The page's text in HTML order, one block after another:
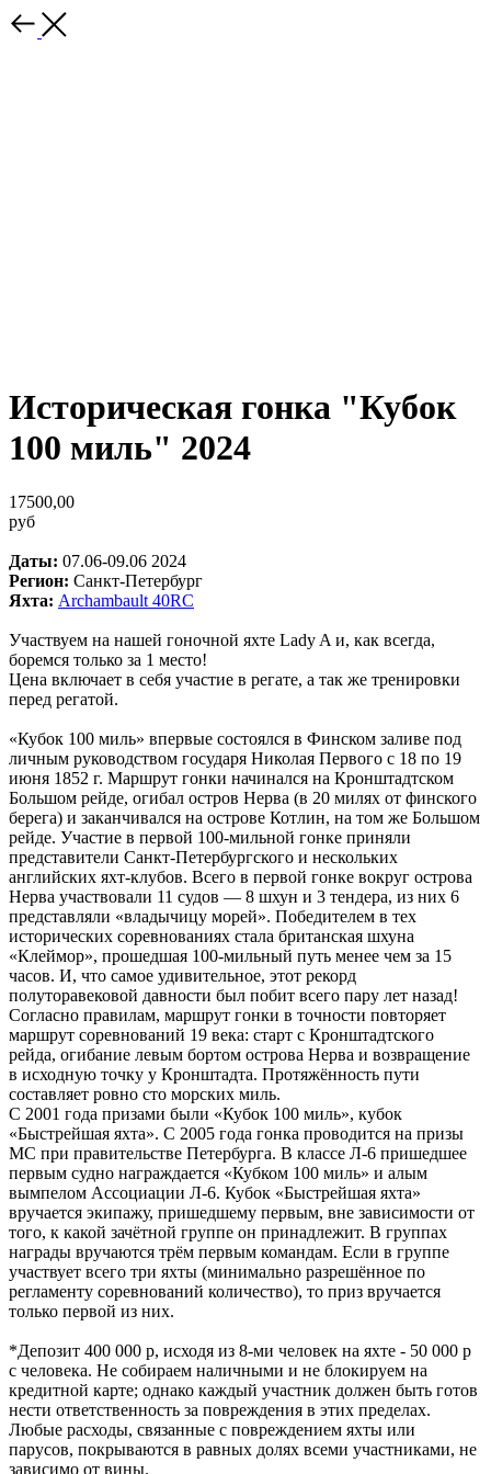
Историческая гонка "Кубок
100 миль" 2024
17500,00
руб
Даты: 07.06-09.06 2024
Регион: Санкт-Петербург
Яхта: Archambault 40RC
Участвуем на нашей гоночной яхте Lady A и, как всегда,
боремся только за 1 место!
Цена включает в себя участие в регате, а так же тренировки
перед регатой.
«Кубок 100 миль» впервые состоялся в Финском заливе под
личным руководством государя Николая Первого с 18 по 19
июня 1852 г. Маршрут гонки начинался на Кронштадтском
Большом рейде, огибал остров Нерва (в 20 милях от финского
берега) и заканчивался на острове Котлин, на том же Большом
рейде. Участие в первой 100-мильной гонке приняли
представители Санкт-Петербургского и нескольких
английских яхт-клубов. Всего в первой гонке вокруг острова
Нерва участвовали 11 судов — 8 шхун и 3 тендера, из них 6
представляли «владычицу морей». Победителем в тех
исторических соревнованиях стала британская шхуна
«Клеймор», прошедшая 100-мильный путь менее чем за 15
часов. И, что самое удивительное, этот рекорд
полуторавековой давности был побит всего пару лет назад!
Согласно правилам, маршрут гонки в точности повторяет
маршрут соревнований 19 века: старт с Кронштадтского
рейда, огибание левым бортом острова Нерва и возвращение
в исходную точку у Кронштадта. Протяжённость пути
составляет ровно сто морских миль.
С 2001 года призами были «Кубок 100 миль», кубок
«Быстрейшая яхта». С 2005 года гонка проводится на призы
МС при правительстве Петербурга. В классе Л-6 пришедшее
первым судно награждается «Кубком 100 миль» и алым
вымпелом Ассоциации Л-6. Кубок «Быстрейшая яхта»
вручается экипажу, пришедшему первым, вне зависимости от
того, к какой зачётной группе он принадлежит. В группах
награды вручаются трём первым командам. Если в группе
участвует всего три яхты (минимально разрешённое по
регламенту соревнований количество), то приз вручается
только первой из них.
*Депозит 400 000 р, исходя из 8-ми человек на яхте - 50 000 р
с человека. Не собираем наличными и не блокируем на
кредитной карте; однако каждый участник должен быть готов
нести ответственность за повреждения в этих пределах.
Любые расходы, связанные с повреждением яхты или
парусов, покрываются в равных долях всеми участниками, не
зависимо от вины.